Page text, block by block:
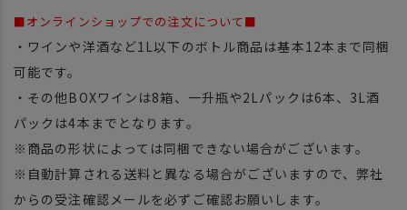
■オンラインショップでの注文について■
・ワインや洋酒など1L以下のボトル商品は基本12本まで同梱
可能です。
・その他BOXワインは8箱、一升瓶や2Lパックは6本、3L酒
パックは4本までとなります。
※商品の形状によっては同梱できない場合がございます。
※自動計算される送料と異なる場合がございますので、弊社
からの受注確認メールを必ずご確認お願いします。